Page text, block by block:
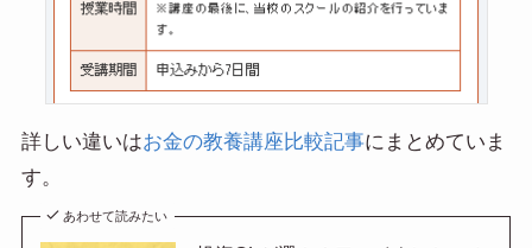
詳しい違いはお金の教養講座比較記事にまとめていま
す。
あわせて読みたい